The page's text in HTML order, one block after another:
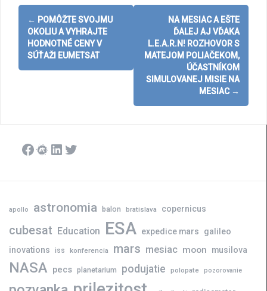
Post
navigation
← POMÔŽTE SVOJMU
OKOLIU A VYHRAJTE
HODNOTNÉ CENY V
SÚŤAŽI EUMETSAT
NA MESIAC A EŠTE
ĎALEJ AJ VĎAKA
L.E.A.R.N! ROZHOVOR S
MATEJOM POLIAČEKOM,
ÚČASTNÍKOM
SIMULOVANEJ MISIE NA
MESIAC →
Facebook
Meetup
LinkedIn
Twitter
apollo astronomia balon bratislava copernicus
cubesat Education ESA expedice mars
galileo
inovations iss konferencia mars mesiac moon musilova
NASA pecs planetarium podujatie polopate pozorovanie